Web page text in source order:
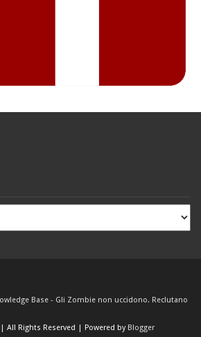
Base - Gli Zombie non uccidono. Reclutano
| All Rights Reserved | Powered by Blogger